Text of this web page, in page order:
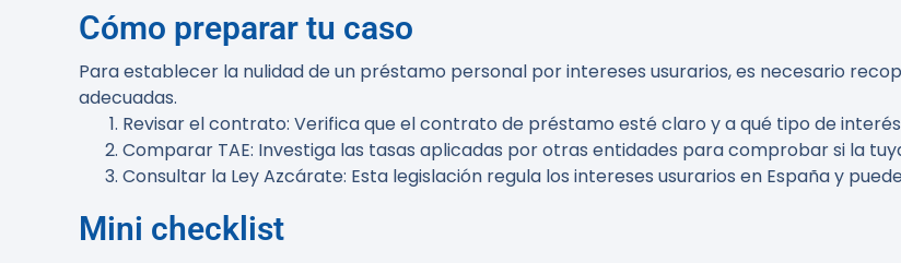
Cómo preparar tu caso
Para establecer la nulidad de un préstamo personal por intereses usurarios, es necesario
adecuadas.
Revisar el contrato: Verifica que el contrato de préstamo esté claro y a qué tipo de
Comparar TAE: Investiga las tasas aplicadas por otras entidades para comprobar si la
Consultar la Ley Azcárate: Esta legislación regula los intereses usurarios en España y
Mini checklist